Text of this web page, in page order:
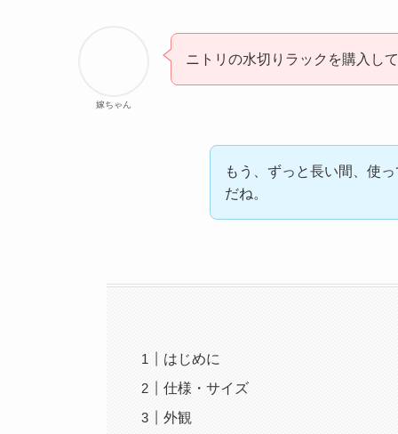
嫁ちゃん
ニトリの水切りラックを購入し
もう、ずっと長い間、使
だね。
はじめに
仕様・サイズ
外観